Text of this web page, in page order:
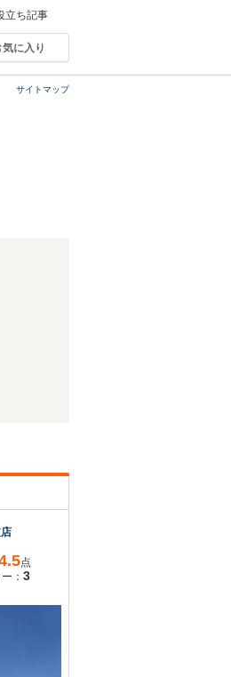
立ち記事
気に入り
サイトマップ
点
： 3